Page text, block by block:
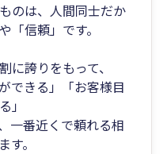
のは、人間同士だか
「信頼」です。
に誇りをもって、
できる」「お客様目
」
一番近くで頼れる相
。